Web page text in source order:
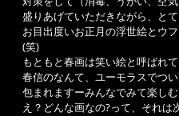
盛りあげていただきながら、とて
お目出度いお正月の浮世絵とウ
(笑)
もともと春画は笑い絵と呼ばれて
春信のなんて、ユーモラスでつ
包まれますーみんなでみて楽しむ
え？どんな画なの?って、それは